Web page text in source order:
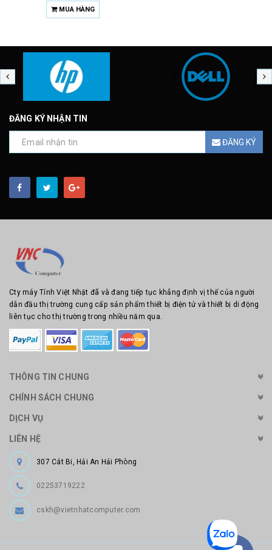
MUA HÀNG
ĐĂNG KÝ NHẬN TIN
ĐĂNG KÝ
Cty máy Tính Việt Nhật đã và đang tiếp tục khẳng định vị thế của người
dẫn đầu thị trường cung cấp sản phẩm thiết bị điện tử và thiết bị di động
liên tục cho thị trường trong nhiều năm qua.
THÔNG TIN CHUNG
CHÍNH SÁCH CHUNG
DỊCH VỤ
LIÊN HỆ
307 Cát Bi, Hải An Hải Phòng
02253719222
cskh@vietnhatcomputer.com